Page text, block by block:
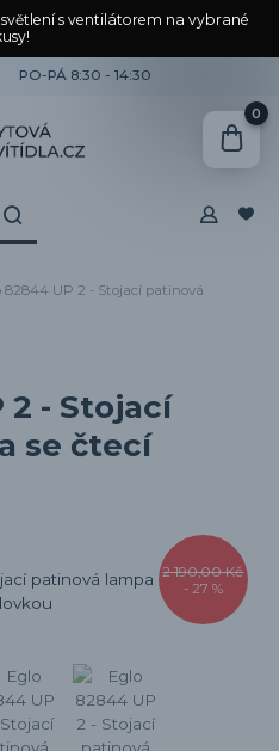
s ventilátorem na vybrané
PO-PÁ 8:30 - 14:30
0
82844 UP 2 - Stojací patinová
2 - Stojací
se čtecí
2 190,00 Kč
- 27 %